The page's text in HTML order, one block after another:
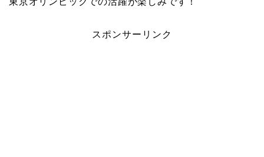
スポンサーリンク